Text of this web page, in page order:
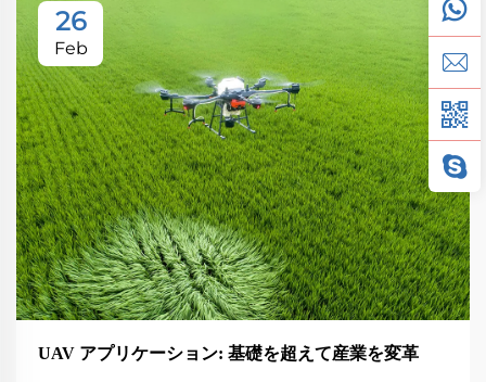
26
Feb
UAV アプリケーション: 基礎を超えて産業を変革